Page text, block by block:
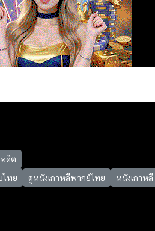
ดีต
ไทย ดูหนังเกาหลีพากย์ไทย
หนังเกาหลี